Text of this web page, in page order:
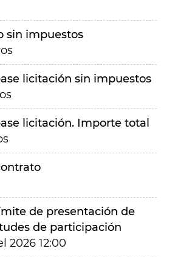
sin impuestos
licitación sin impuestos
licitación. Importe total
de presentación de
de participación
2026 12:00